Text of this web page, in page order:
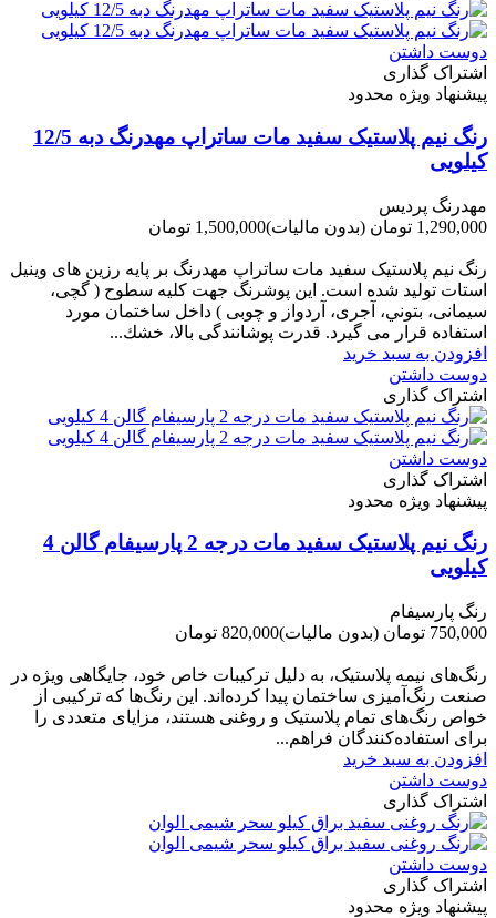
دوست داشتن
اشتراک گذاری
پیشنهاد ویژه محدود
رنگ نیم پلاستیک سفید مات ساتراپ مهدرنگ دبه 12/5
کیلویی
مهدرنگ پردیس
1,290,000 تومان
(بدون مالیات)1,500,000 تومان
رنگ نیم پلاستیک سفید مات ساتراپ مهدرنگ بر پایه رزین های وینیل
استات تولید شده است. این پوشرنگ جهت کلیه سطوح ( گچی،
سیمانی، بتوني، آجری، آردواز و چوبی ) داخل ساختمان مورد
استفاده قرار می گیرد. قدرت پوشانندگی بالا، خشك...
افزودن به سبد خرید
دوست داشتن
اشتراک گذاری
دوست داشتن
اشتراک گذاری
پیشنهاد ویژه محدود
رنگ نیم پلاستیک سفید مات درجه 2 پارسیفام گالن 4
کیلویی
رنگ پارسیفام
750,000 تومان
(بدون مالیات)820,000 تومان
رنگ‌های نیمه پلاستیک، به دلیل ترکیبات خاص خود، جایگاهی ویژه در
صنعت رنگ‌آمیزی ساختمان پیدا کرده‌اند. این رنگ‌ها که ترکیبی از
خواص رنگ‌های تمام پلاستیک و روغنی هستند، مزایای متعددی را
برای استفاده‌کنندگان فراهم...
افزودن به سبد خرید
دوست داشتن
اشتراک گذاری
دوست داشتن
اشتراک گذاری
پیشنهاد ویژه محدود